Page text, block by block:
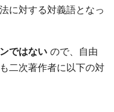
に対する対義語となっ
ではない ので、自由
二次著作者に以下の対